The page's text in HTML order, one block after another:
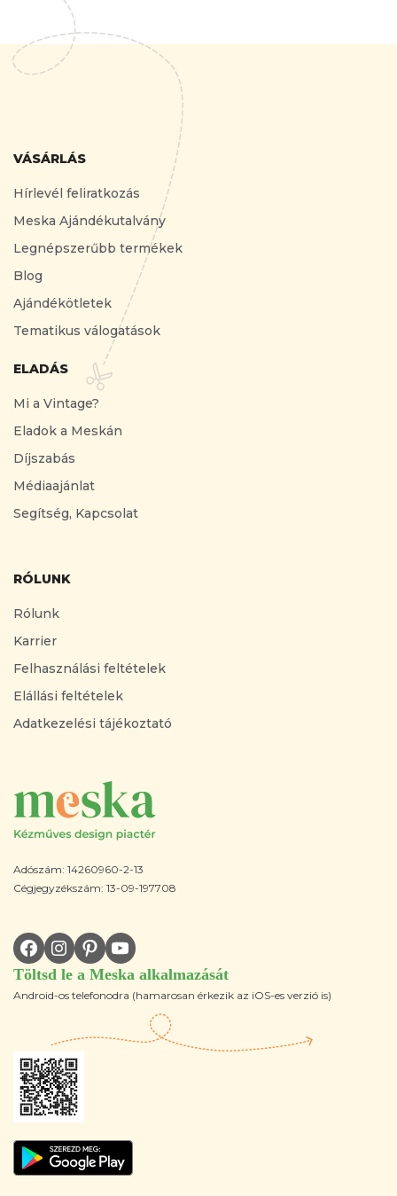
VÁSÁRLÁS
Hírlevél feliratkozás
Meska Ajándékutalvány
Legnépszerűbb termékek
Blog
Ajándékötletek
Tematikus válogatások
ELADÁS
Mi a Vintage?
Eladok a Meskán
Díjszabás
Médiaajánlat
Segítség, Kapcsolat
RÓLUNK
Rólunk
Karrier
Felhasználási feltételek
Elállási feltételek
Adatkezelési tájékoztató
Adószám: 14260960-2-13
Cégjegyzékszám: 13-09-197708
Töltsd le a Meska alkalmazását
Android-os telefonodra (hamarosan érkezik az iOS-es verzió is)